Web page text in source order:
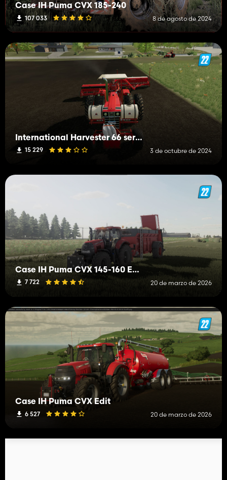
Case IH Puma CVX 185-240
107 033 8 de agosto de 2024
International Harvester 66 series
15 229 3 de octubre de 2024
Case IH Puma CVX 145-160 Edit
7 722 20 de marzo de 2026
Case IH Puma CVX Edit
6 527 20 de marzo de 2026